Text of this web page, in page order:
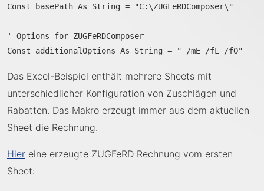
Const basePath As String = "C:\ZUGFeRDComposer\"
' Options for ZUGFeRDComposer
Const additionalOptions As String = " /mE /fL /fO"
Das Excel-Beispiel enthält mehrere Sheets mit
unterschiedlicher Konfiguration von Zuschlägen und
Rabatten. Das Makro erzeugt immer aus dem aktuellen
Sheet die Rechnung.
Hier eine erzeugte ZUGFeRD Rechnung vom ersten
Sheet: